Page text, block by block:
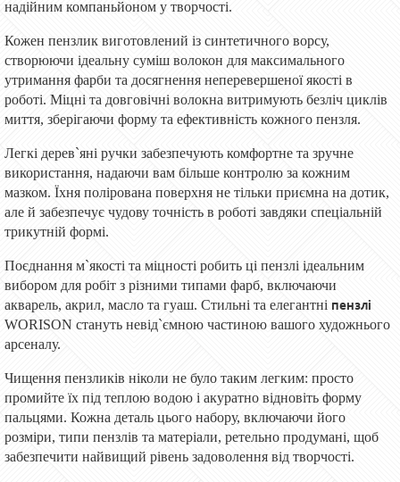
надійним компаньйоном у творчості.
Кожен пензлик виготовлений із синтетичного ворсу,
створюючи ідеальну суміш волокон для максимального
утримання фарби та досягнення неперевершеної якості в
роботі. Міцні та довговічні волокна витримують безліч циклів
миття, зберігаючи форму та ефективність кожного пензля.
Легкі дерев`яні ручки забезпечують комфортне та зручне
використання, надаючи вам більше контролю за кожним
мазком. Їхня полірована поверхня не тільки приємна на дотик,
але й забезпечує чудову точність в роботі завдяки спеціальній
трикутній формі.
Поєднання м`якості та міцності робить ці пензлі ідеальним
вибором для робіт з різними типами фарб, включаючи
акварель, акрил, масло та гуаш. Стильні та елегантні пензлі
WORISON стануть невід`ємною частиною вашого художнього
арсеналу.
Чищення пензликів ніколи не було таким легким: просто
промийте їх під теплою водою і акуратно відновіть форму
пальцями. Кожна деталь цього набору, включаючи його
розміри, типи пензлів та матеріали, ретельно продумані, щоб
забезпечити найвищий рівень задоволення від творчості.